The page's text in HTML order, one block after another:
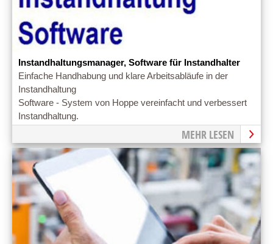
Instandhaltungsmanager, Software für Instandhalter
Einfache Handhabung und klare Arbeitsabläufe in der
Instandhaltung
Software - System von Hoppe vereinfacht und verbessert
Instandhaltung.
MEHR LESEN